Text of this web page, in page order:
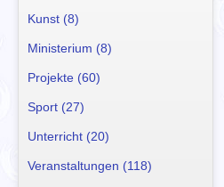
Kunst (8)
Ministerium (8)
Projekte (60)
Sport (27)
Unterricht (20)
Veranstaltungen (118)